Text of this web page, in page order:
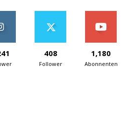
408
Follower
1,180
Abonnenten